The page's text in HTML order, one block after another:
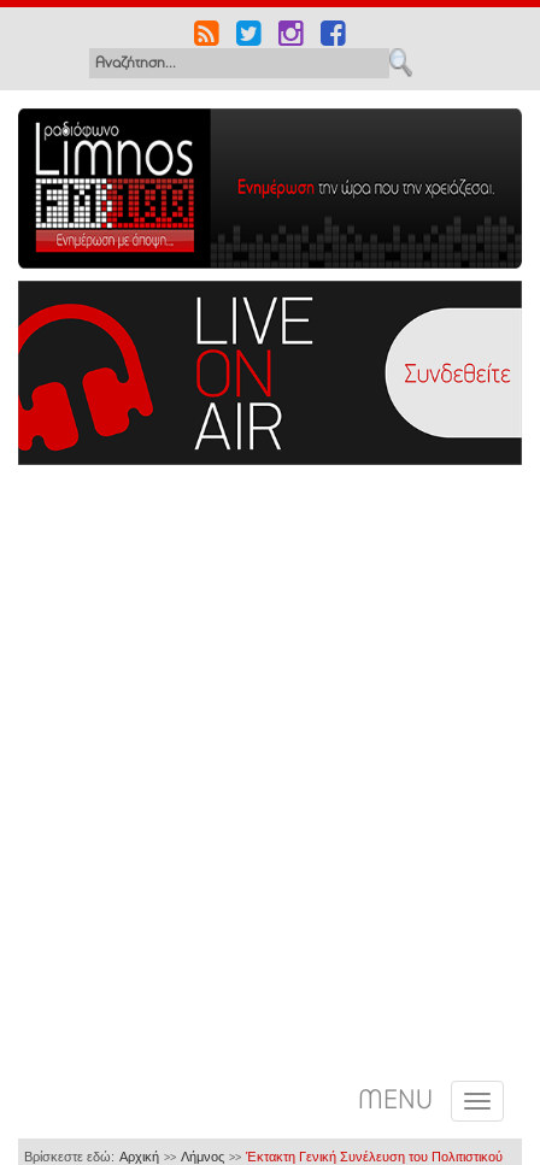
MENU
Βρίσκεστε εδώ: Αρχική >> Λήμνος >> Έκτακτη Γενική Συνέλευση του Πολιτιστικού